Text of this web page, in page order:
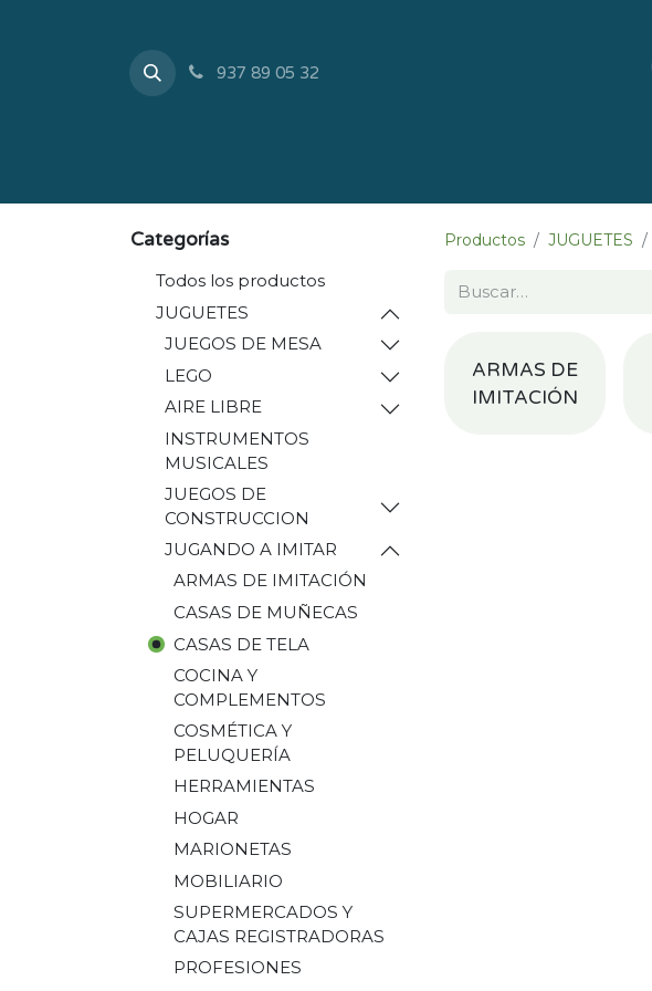
937 89 05 32
Categorías
Todos los productos
JUGUETES
JUEGOS DE MESA
LEGO
AIRE LIBRE
INSTRUMENTOS
MUSICALES
JUEGOS DE
CONSTRUCCION
JUGANDO A IMITAR
ARMAS DE IMITACIÓN
CASAS DE MUÑECAS
CASAS DE TELA
COCINA Y
COMPLEMENTOS
COSMÉTICA Y
PELUQUERÍA
HERRAMIENTAS
HOGAR
MARIONETAS
MOBILIARIO
SUPERMERCADOS Y
CAJAS REGISTRADORAS
PROFESIONES
Productos JUGUETES
ARMAS DE
IMITACIÓN